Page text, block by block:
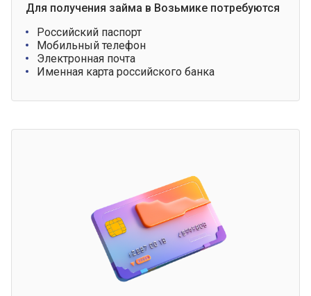
Для получения займа в Возьмике потребуются
Российский паспорт
Мобильный телефон
Электронная почта
Именная карта российского банка